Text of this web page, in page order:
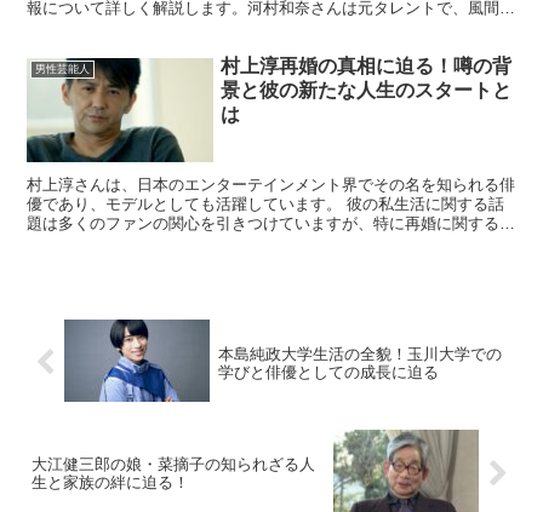
報について詳しく解説します。河村和奈さんは元タレントで、風間俊
男性芸能人
村上淳再婚の真相に迫る！噂の背
景と彼の新たな人生のスタートと
は
村上淳さんは、日本のエンターテインメント界でその名を知られる俳
優であり、モデルとしても活躍しています。 彼の私生活に関する話
題は多くのファンの関心を引きつけていますが、特に再婚に関する噂
本島純政大学生活の全貌！玉川大学での
学びと俳優としての成長に迫る
大江健三郎の娘・菜摘子の知られざる人
生と家族の絆に迫る！